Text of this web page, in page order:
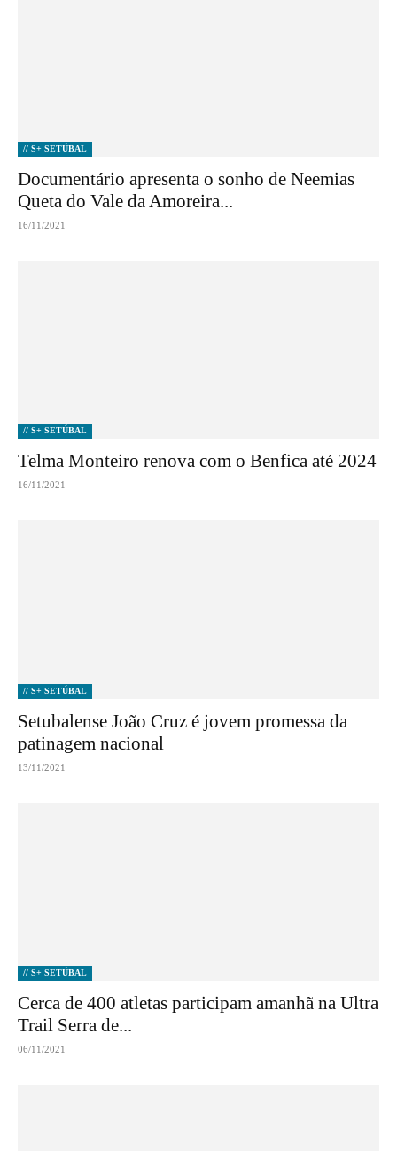
// S+ SETÚBAL
Documentário apresenta o sonho de Neemias
Queta do Vale da Amoreira...
16/11/2021
// S+ SETÚBAL
Telma Monteiro renova com o Benfica até 2024
16/11/2021
// S+ SETÚBAL
Setubalense João Cruz é jovem promessa da
patinagem nacional
13/11/2021
// S+ SETÚBAL
Cerca de 400 atletas participam amanhã na Ultra
Trail Serra de...
06/11/2021